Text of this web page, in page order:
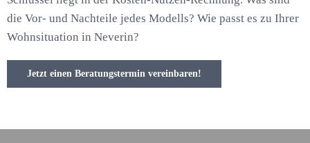
die Vor- und Nachteile jedes Modells? Wie passt es zu Ihrer
Wohnsituation in Neverin?
Jetzt einen Beratungstermin vereinbaren!